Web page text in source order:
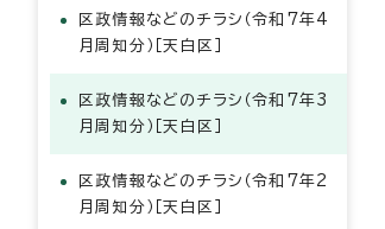
区政情報などのチラシ（令和7年4
月周知分）［天白区］
区政情報などのチラシ（令和7年3
月周知分）［天白区］
区政情報などのチラシ（令和7年2
月周知分）［天白区］